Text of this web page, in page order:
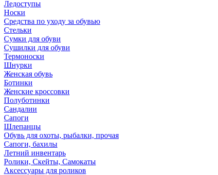
Ледоступы
Носки
Средства по уходу за обувью
Стельки
Сумки для обуви
Сушилки для обуви
Термоноски
Шнурки
Женская обувь
Ботинки
Женские кроссовки
Полуботинки
Сандалии
Сапоги
Шлепанцы
Обувь для охоты, рыбалки, прочая
Сапоги, бахилы
Летний инвентарь
Ролики, Скейты, Самокаты
Аксессуары для роликов